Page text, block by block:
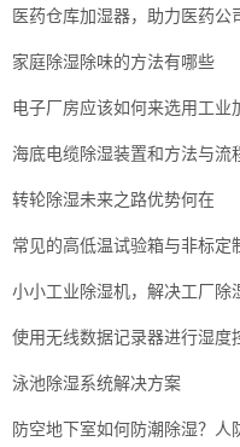
医药仓库加湿器，助力医药公
家庭除湿除味的方法有哪些
电子厂房应该如何来选用工业
海底电缆除湿装置和方法与流
转轮除湿未来之路优势何在
常见的高低温试验箱与非标定
小小工业除湿机，解决工厂除
使用无线数据记录器进行湿度
泳池除湿系统解决方案
防空地下室如何防潮除湿？人